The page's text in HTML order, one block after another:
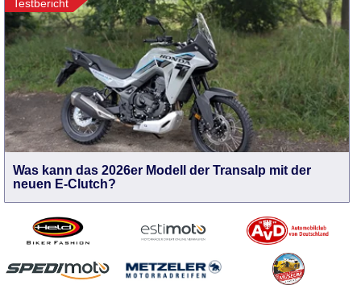
Testbericht
Was kann das 2026er Modell der Transalp mit der
neuen E-Clutch?